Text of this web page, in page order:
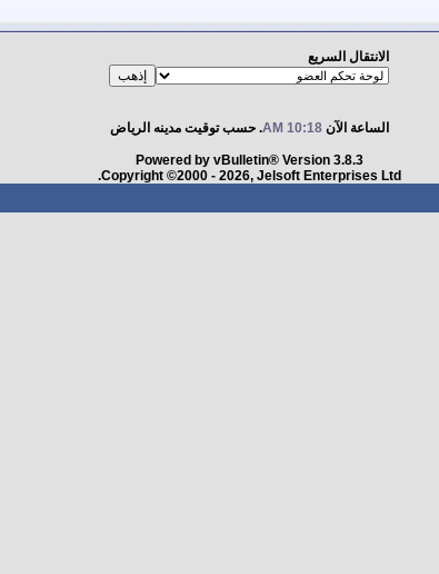
الانتقال السريع
الساعة الآن10:18 AM . حسب توقيت مدينه الرياض
Powered by vBulletin® Version 3.8.3
Copyright ©2000 - 2026, Jelsoft Enterprises Ltd.